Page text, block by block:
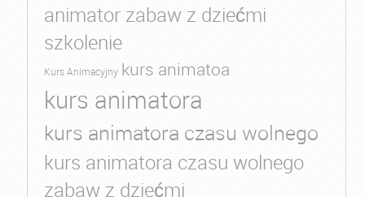
animator zabaw z dziećmi
szkolenie
Kurs Animacyjny kurs animatoa
kurs animatora
kurs animatora czasu wolnego
kurs animatora czasu wolnego
zabaw z dziećmi